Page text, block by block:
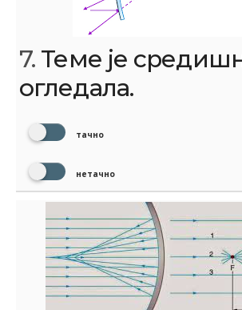
7. Теме је
огледала.
тачно
нетачно